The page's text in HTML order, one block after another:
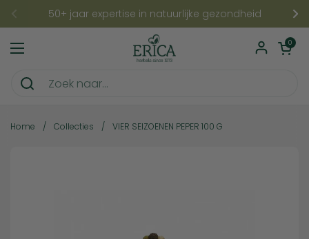
Ga naar content50+ jaar expertise in natuurlijke gezondheid
Menu openen
0
Home / Collecties / VIER SEIZOENEN PEPER 100 G